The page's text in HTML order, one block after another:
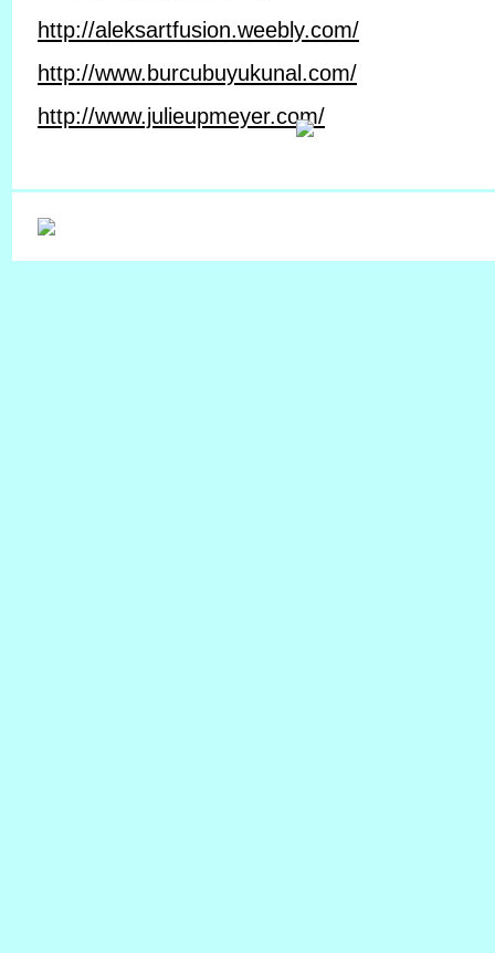
http://aleksartfusion.weebly.com/
http://www.burcubuyukunal.com/
http://www.julieupmeyer.com/